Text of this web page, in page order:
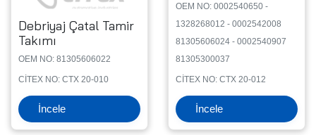
Debriyaj Çatal Tamir
Takımı
OEM NO: 81305606022
CİTEX NO: CTX 20-010
İncele
OEM NO: 0002540650 -
1328268012 - 0002542008
81305606024 - 0002540907
81305300037
CİTEX NO: CTX 20-012
İncele